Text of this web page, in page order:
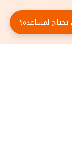
لمساعدة؟